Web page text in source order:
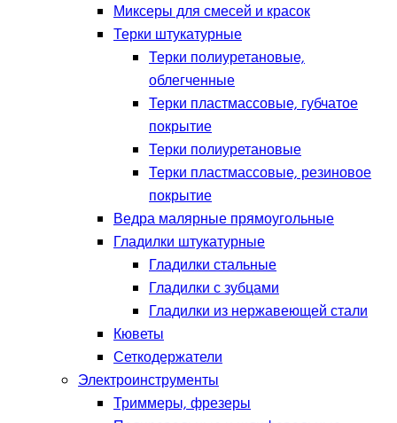
Миксеры для смесей и красок
Терки штукатурные
Терки полиуретановые,
облегченные
Терки пластмассовые, губчатое
покрытие
Терки полиуретановые
Терки пластмассовые, резиновое
покрытие
Ведра малярные прямоугольные
Гладилки штукатурные
Гладилки стальные
Гладилки с зубцами
Гладилки из нержавеющей стали
Кюветы
Сеткодержатели
Электроинструменты
Триммеры, фрезеры